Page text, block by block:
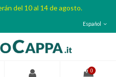
del 10 al 14 de agosto.
Español
0